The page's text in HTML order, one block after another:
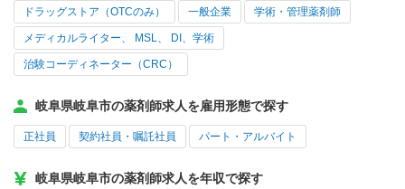
ドラッグストア（OTCのみ） 一般企業 学術・管理薬剤師
メディカルライター、 MSL、 DI、学術
治験コーディネーター（CRC）
岐阜県岐阜市の薬剤師求人を雇用形態で探す
正社員 契約社員・嘱託社員 パート・アルバイト
岐阜県岐阜市の薬剤師求人を年収で探す